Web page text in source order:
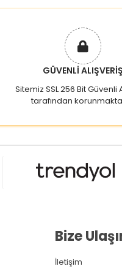
GÜVENLİ
Sitemiz SSL 256 Bit Güvenli
tarafından
Bize
İletişim